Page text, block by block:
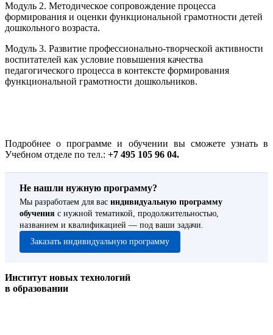
Модуль 2. Методическое сопровождение процесса
формирования и оценки функциональной грамотности детей
дошкольного возраста.
Модуль 3. Развитие профессионально-творческой активности
воспитателей как условие повышения качества
педагогического процесса в контексте формирования
функциональной грамотности дошкольников.
Подробнее о программе и обучении вы сможете узнать в
Учебном отделе по тел.: +7 495 105 96 04.
Не нашли нужную программу?
Мы разработаем для вас индивидуальную программу
обучения с нужной тематикой, продолжительностью,
названием и квалификацией — под ваши задачи.
Заказать индивидуальную программу
Институт новых технологий
в образовании